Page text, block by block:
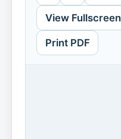
View Fullscreen
Print PDF